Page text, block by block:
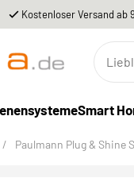
Kostenloser Versand ab
Smart
/ Paulmann Plug & Shine